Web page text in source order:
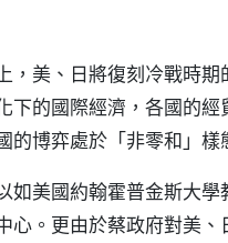
，美、日將復刻冷戰時期
下的國際經濟，各國的經
博弈處於「非零和」樣
如美國約翰霍普金斯大學
。更由於蔡政府對美、